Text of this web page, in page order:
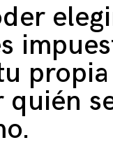
propia